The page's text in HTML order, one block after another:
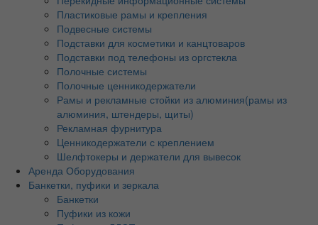
Пластиковые рамы и крепления
Подвесные системы
Подставки для косметики и канцтоваров
Подставки под телефоны из оргстекла
Полочные системы
Полочные ценникодержатели
Рамы и рекламные стойки из алюминия(рамы из
алюминия, штендеры, щиты)
Рекламная фурнитура
Ценникодержатели с креплением
Шелфтокеры и держатели для вывесок
Аренда Оборудования
Банкетки, пуфики и зеркала
Банкетки
Пуфики из кожи